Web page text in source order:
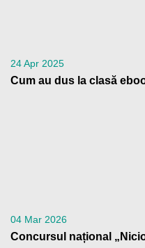
24 Apr 2025
04 Mar 2026